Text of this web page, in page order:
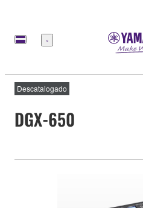
Menú
Descatalogado
DGX-650